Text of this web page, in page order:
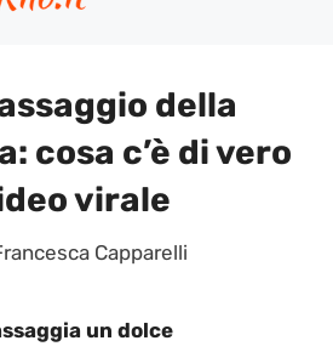
della
cosa c’è di vero
virale
Capparelli
un dolce